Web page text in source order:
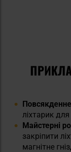
ліхтарик
Майстерні
закріпити
магнітне